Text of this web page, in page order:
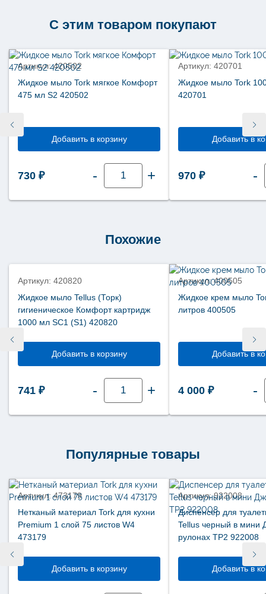
С этим товаром покупают
Артикул: 420502
Жидкое мыло Tork мягкое Комфорт
475 мл S2 420502
Добавить в корзину
730 ₽ -
Количество
товара
Tork
мл
+
Артикул: 420701
Жидкое мыло Tork
420701
Добавить в
970 ₽ -
Похожие
Артикул: 420820
Жидкое мыло Tellus (Торк)
гигиеническое Комфорт картридж
1000 мл SC1 (S1) 420820
Добавить в корзину
741 ₽ -
Количество
товара
Tellus
1000
(S1)
420820
+
Артикул: 400505
Жидкое крем мыло
литров 400505
Добавить в
4 000 ₽ -
Популярные товары
Артикул: 473179
Нетканый материал Tork для кухни
Premium 1 слой 75 листов W4
473179
Добавить в корзину
Артикул: 922008
Диспенсер для
Tellus черный в мини
рулонах TP2 922008
Добавить в